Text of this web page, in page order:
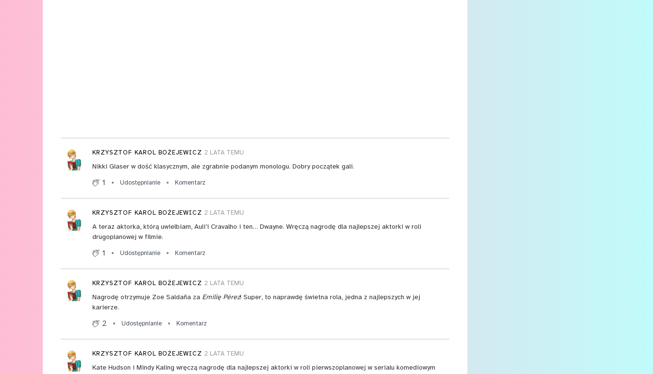
2 LATA TEMU
KRZYSZTOF KAROL BOŻEJEWICZ
Nikki Glaser w dość klasycznym, ale zgrabnie podanym monologu. Dobry początek gali.
1 Udostępnianie Komentarz
2 LATA TEMU
KRZYSZTOF KAROL BOŻEJEWICZ
A teraz aktorka, którą uwielbiam, Auli’i Cravalho i ten… Dwayne. Wręczą nagrodę dla najlepszej aktorki w roli
drugoplanowej w filmie.
1 Udostępnianie Komentarz
2 LATA TEMU
KRZYSZTOF KAROL BOŻEJEWICZ
Nagrodę otrzymuje Zoe Saldaña za Emilię Pérez! Super, to naprawdę świetna rola, jedna z najlepszych w jej
karierze.
2 Udostępnianie Komentarz
2 LATA TEMU
KRZYSZTOF KAROL BOŻEJEWICZ
Kate Hudson i Mindy Kaling wręczą nagrodę dla najlepszej aktorki w roli pierwszoplanowej w serialu komediowym